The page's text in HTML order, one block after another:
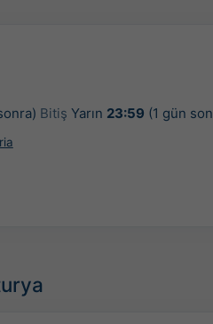
Bitiş Yarın 23:59 (1 gün